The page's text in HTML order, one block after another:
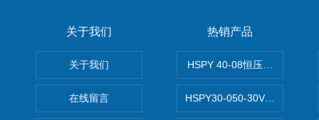
关于我们
关于我们
在线留言
热销产品
HSPY 40-08恒压恒流恒功率
HSPY30-050-30V/-05A可调